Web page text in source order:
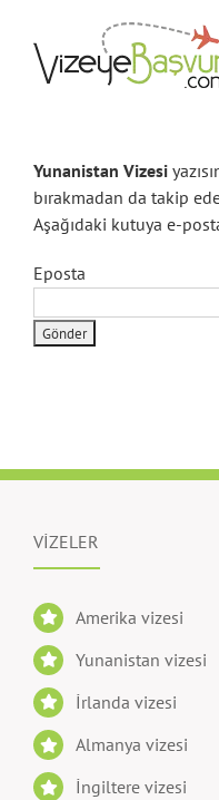
content
Yunanistan Vizesi
bırakmadan da takip
Aşağıdaki kutuya e-
Eposta
VİZELER
Amerika vizesi
Yunanistan vizesi
İrlanda vizesi
Almanya vizesi
İngiltere vizesi